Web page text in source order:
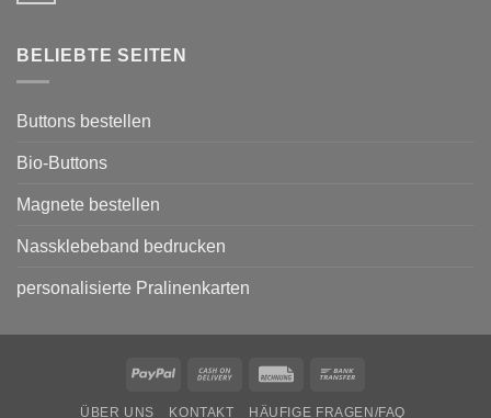
für
Parteien
BELIEBTE SEITEN
Buttons bestellen
Bio-Buttons
Magnete bestellen
Nassklebeband bedrucken
personalisierte Pralinenkarten
PayPal
Cash
Rechung
ÜBER UNS KONTAKT HÄUFIGE FRAGEN/FAQ